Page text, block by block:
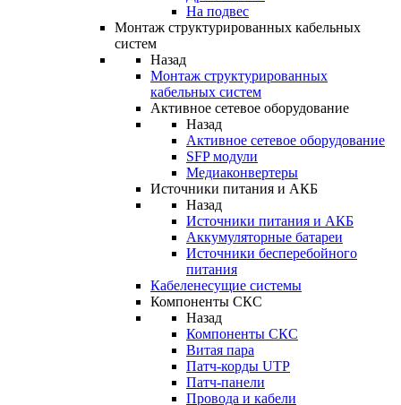
На подвес
Монтаж структурированных кабельных
систем
Назад
Монтаж структурированных
кабельных систем
Активное сетевое оборудование
Назад
Активное сетевое оборудование
SFP модули
Медиаконвертеры
Источники питания и АКБ
Назад
Источники питания и АКБ
Аккумуляторные батареи
Источники бесперебойного
питания
Кабеленесущие системы
Компоненты СКС
Назад
Компоненты СКС
Витая пара
Патч-корды UTP
Патч-панели
Провода и кабели